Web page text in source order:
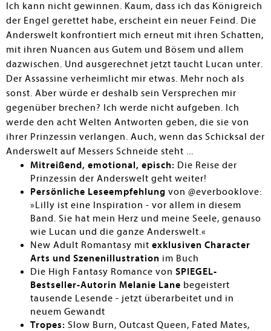
Ich kann nicht gewinnen. Kaum, dass ich das Königreich
der Engel gerettet habe, erscheint ein neuer Feind. Die
Anderswelt konfrontiert mich erneut mit ihren Schatten,
mit ihren Nuancen aus Gutem und Bösem und allem
dazwischen. Und ausgerechnet jetzt taucht Lucan unter.
Der Assassine verheimlicht mir etwas. Mehr noch als
sonst. Aber würde er deshalb sein Versprechen mir
gegenüber brechen? Ich werde nicht aufgeben. Ich
werde den acht Welten Antworten geben, die sie von
ihrer Prinzessin verlangen. Auch, wenn das Schicksal der
Anderswelt auf Messers Schneide steht ...
Mitreißend, emotional, episch: Die Reise der
Prinzessin der Anderswelt geht weiter!
Persönliche Leseempfehlung von @everbooklove:
»Lilly ist eine Inspiration - vor allem in diesem
Band. Sie hat mein Herz und meine Seele, genauso
wie Lucan und die ganze Anderswelt.«
New Adult Romantasy mit exklusiven Character
Arts und Szenenillustration im Buch
Die High Fantasy Romance von SPIEGEL-
Bestseller-Autorin Melanie Lane begeistert
tausende Lesende - jetzt überarbeitet und in
neuem Gewandt
Tropes: Slow Burn, Outcast Queen, Fated Mates,